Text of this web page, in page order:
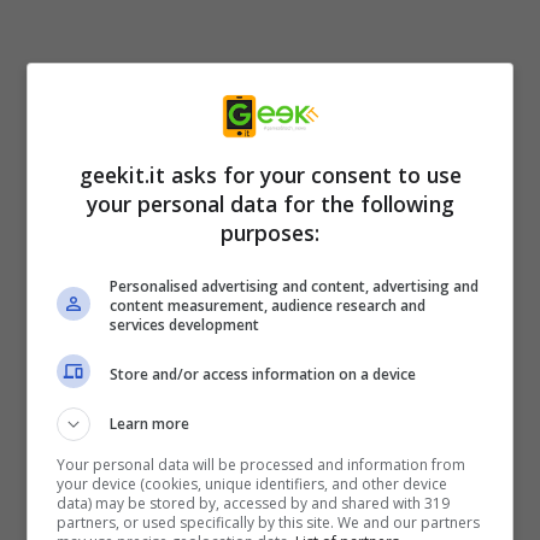
A proposito diLIFE IS STRANGE: DOUBLE
Max Caulfield, fotografa ospite alla
prestigiosa Università Caledon, trova la sua
nuova migliore amica, Safi, morta nella neve.
È stata uccisa. Per salvarla, Max prova a
riavvolgere il tempo, un potere che non usa
da anni. Questo non funziona, ma al suo
geekit.it asks for your consent to use
your personal data for the following
purposes:
Personalised advertising and content, advertising and
content measurement, audience research and
services development
Store and/or access information on a device
Learn more
Your personal data will be processed and information from
your device (cookies, unique identifiers, and other device
data) may be stored by, accessed by and shared with 319
partners, or used specifically by this site. We and our partners